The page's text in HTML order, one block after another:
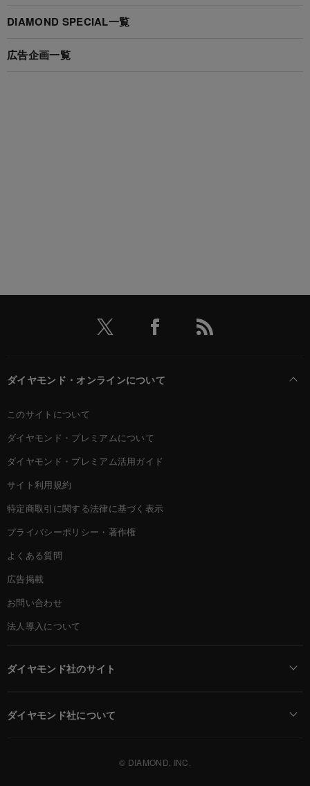
DIAMOND SPECIAL一覧
広告企画一覧
ダイヤモンド・オンラインについて
このサイトについて
ダイヤモンド・プレミアムについて
ダイヤモンド・プレミアム活用ガイド
サイト利用規約
特定商取引に関する法律に基づく表示
プライバシーポリシー・著作権
よくある質問
広告掲載
お問い合わせ
法人導入について
ダイヤモンド社のサイト
ダイヤモンド社について
© DIAMOND, INC.